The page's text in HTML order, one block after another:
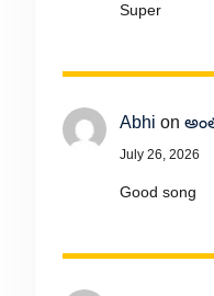
Super
Abhi on
July 26, 2026
Good song